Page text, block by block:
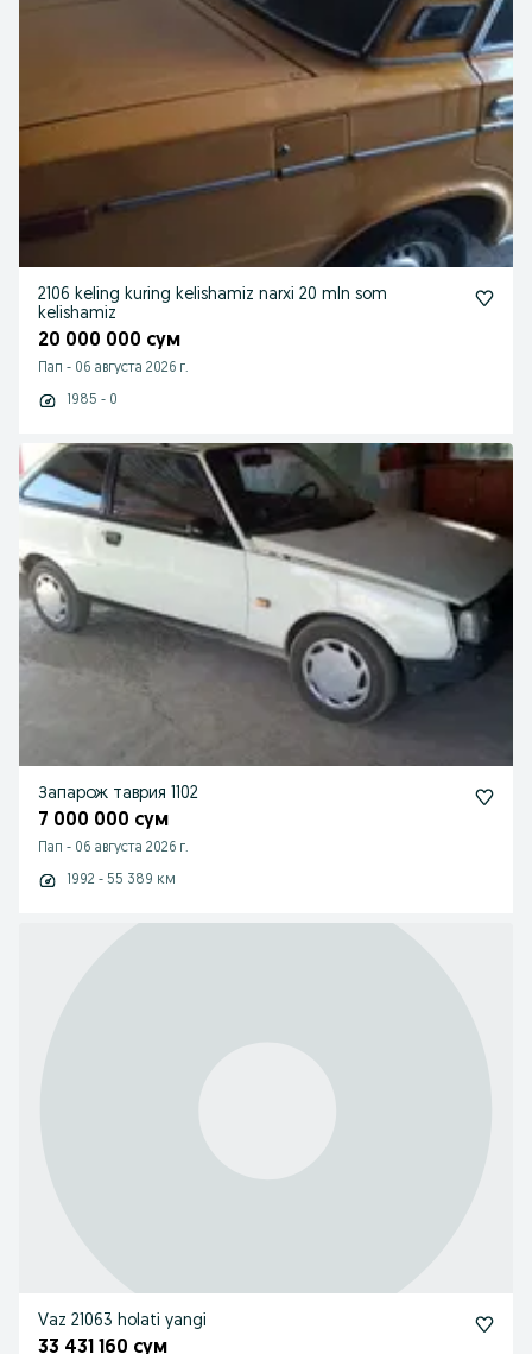
2106 keling kuring kelishamiz narxi 20 mln som
kelishamiz
20 000 000 сум
Пап - 06 августа 2026 г.
1985 - 0
Запарож таврия 1102
7 000 000 сум
Пап - 06 августа 2026 г.
1992 - 55 389 км
Vaz 21063 holati yangi
33 431 160 сум